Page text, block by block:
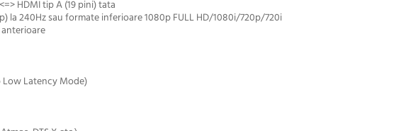
HDMI tip A (19 pini) tata
la 240Hz sau formate inferioare 1080p FULL HD/1080i/720p/720i
anterioare
Low Latency Mode)